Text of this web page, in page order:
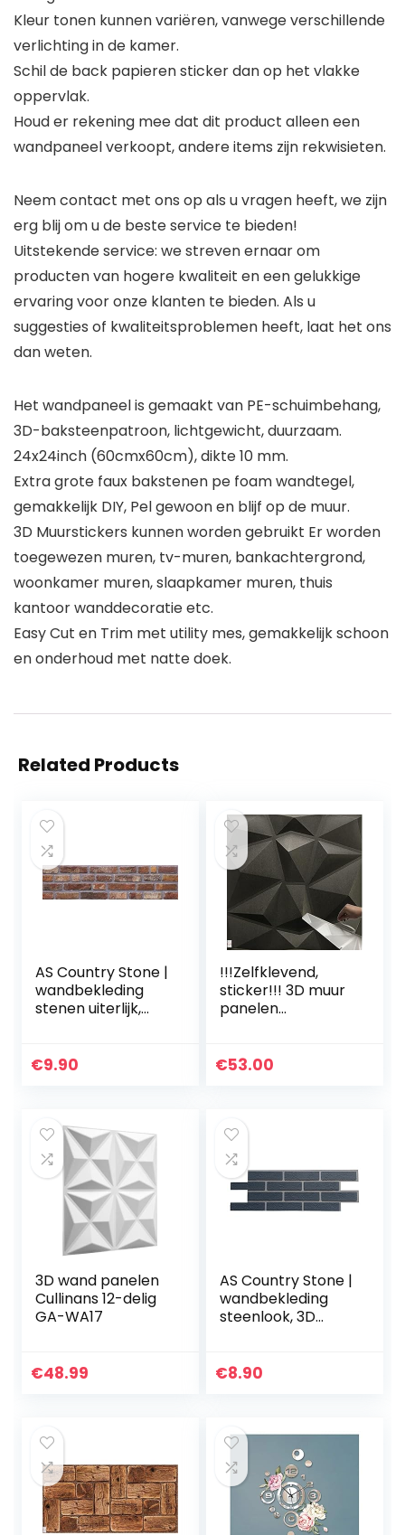
Kleur tonen kunnen variëren, vanwege verschillende
verlichting in de kamer.
Schil de back papieren sticker dan op het vlakke
oppervlak.
Houd er rekening mee dat dit product alleen een
wandpaneel verkoopt, andere items zijn rekwisieten.
Neem contact met ons op als u vragen heeft, we zijn
erg blij om u de beste service te bieden!
Uitstekende service: we streven ernaar om
producten van hogere kwaliteit en een gelukkige
ervaring voor onze klanten te bieden. Als u
suggesties of kwaliteitsproblemen heeft, laat het ons
dan weten.
Het wandpaneel is gemaakt van PE-schuimbehang,
3D-baksteenpatroon, lichtgewicht, duurzaam.
24x24inch (60cmx60cm), dikte 10 mm.
Extra grote faux bakstenen pe foam wandtegel,
gemakkelijk DIY, Pel gewoon en blijf op de muur.
3D Muurstickers kunnen worden gebruikt Er worden
toegewezen muren, tv-muren, bankachtergrond,
woonkamer muren, slaapkamer muren, thuis
kantoor wanddecoratie etc.
Easy Cut en Trim met utility mes, gemakkelijk schoon
en onderhoud met natte doek.
Related Products
AS Country Stone |
wandbekleding
stenen uiterlijk,
styroporpanelen
€9.90
!!!Zelfklevend,
sticker!!! 3D muur
panelen
POLYSTYREEN
€53.00
3D wand panelen
Cullinans 12-delig
GA-WA17
€48.99
AS Country Stone |
wandbekleding
steenlook, 3D
paneel klinker-
€8.90